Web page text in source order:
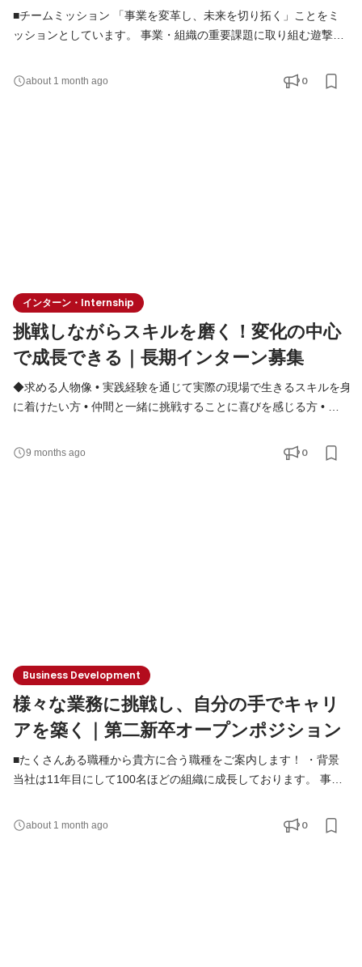
■チームミッション 「事業を変革し、未来を切り拓く」ことをミ
ッションとしています。 事業・組織の重要課題に取り組む遊撃部
心となります。 3~6ヶ月で成果を出し、次のプロジェクトへ移行
します。 3~5個ほどのプロジェクトを同時並行で推進します。 ■
about 1 month ago 0
インターン・Internship
挑戦しながらスキルを磨く！変化の中心
で成長できる｜長期インターン募集
◆求める人物像 • 実践経験を通じて実際の現場で生きるスキルを身
に着けたい方 • 仲間と一緒に挑戦することに喜びを感じる方 • 自
激しい環境でも柔軟に対応できる方 ◆実践で身につく「スキル」
と「マインド」 机上の知識ではなく、“現場でしか学べない力”が
9 months ago 0
Business Development
様々な業務に挑戦し、自分の手でキャリ
アを築く｜第二新卒オープンポジション
■たくさんある職種から貴方に合う職種をご案内します！ ・背景
当社は11年目にして100名ほどの組織に成長しております。 事業
わせてご活躍頂けるポジションをご案内します！ ■こんな仲間と
働きたい ・仲間と一緒に挑戦することに喜びを感じる方 ・自分の
about 1 month ago 0